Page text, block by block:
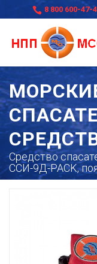
8 800 600-47-
Средство
ССИ-9Д-PACK,